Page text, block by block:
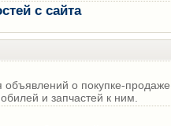
с сайта
о покупке-продаже
и запчастей к ним.